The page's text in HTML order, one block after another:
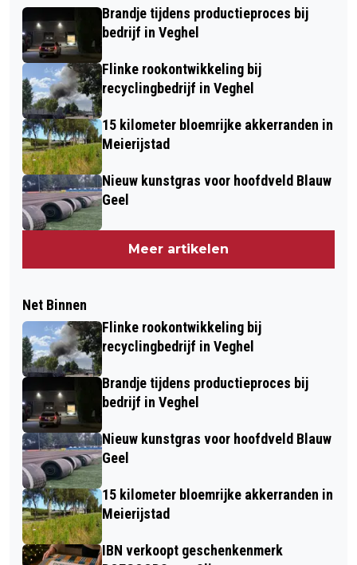
Brandje tijdens productieproces bij
bedrijf in Veghel
Flinke rookontwikkeling bij
recyclingbedrijf in Veghel
15 kilometer bloemrijke akkerranden in
Meierijstad
Nieuw kunstgras voor hoofdveld Blauw
Geel
Meer artikelen
Net Binnen
Flinke rookontwikkeling bij
recyclingbedrijf in Veghel
Brandje tijdens productieproces bij
bedrijf in Veghel
Nieuw kunstgras voor hoofdveld Blauw
Geel
15 kilometer bloemrijke akkerranden in
Meierijstad
IBN verkoopt geschenkenmerk